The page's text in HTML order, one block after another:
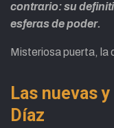
contrario: su
esferas de poder.
Misteriosa puerta, la
Las nuevas
Díaz